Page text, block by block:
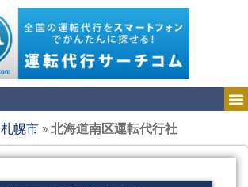
札幌市 »北海道南区運転代行社